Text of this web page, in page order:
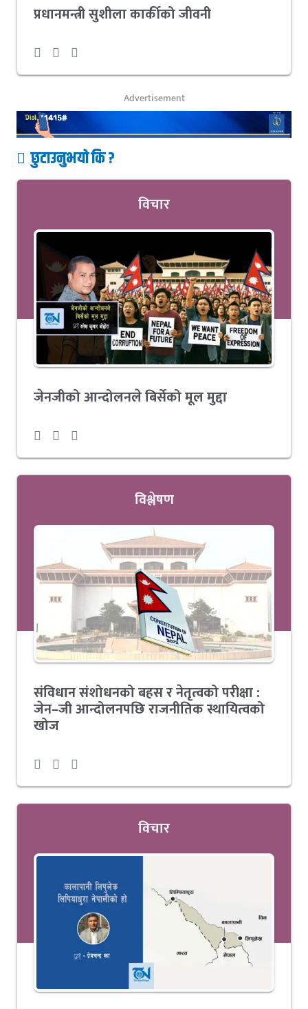
प्रधानमन्त्री सुशीला कार्कीको जीवनी
Advertisement
छुटाउनुभयो कि ?
विचार
जेनजीको आन्दोलनले बिर्सेको मूल मुद्दा
विश्लेषण
संविधान संशोधनको बहस र नेतृत्वको परीक्षा :
जेन–जी आन्दोलनपछि राजनीतिक स्थायित्वको
खोज
विचार